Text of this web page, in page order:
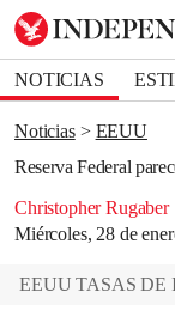
NOTICIAS
DEPORTES
Noticias
EEUU
Reserva Federal
Christopher Rugaber
Miércoles, 28 de
Bookmark
Removed from
Close popover
EEUU TASAS DE